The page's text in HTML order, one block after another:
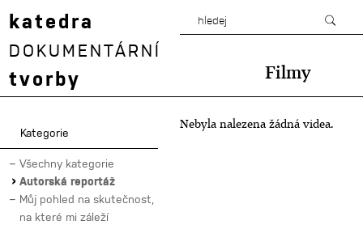
katedra
DOKUMENTÁRNÍ
tvorby Filmy
Kategorie
Všechny kategorie
Autorská reportáž
Můj pohled na skutečnost,
na které mi záleží
Nebyla nalezena žádná videa.